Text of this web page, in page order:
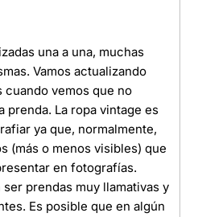
una a una, muchas
Vamos actualizando
vemos que no
prenda. La ropa vintage es
ya que, normalmente,
(más o menos visibles) que
en fotografías.
prendas muy llamativas y
Es posible que en algún